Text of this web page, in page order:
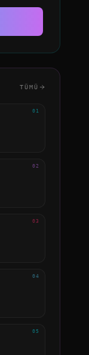
TÜMÜ
01
02
03
04
05